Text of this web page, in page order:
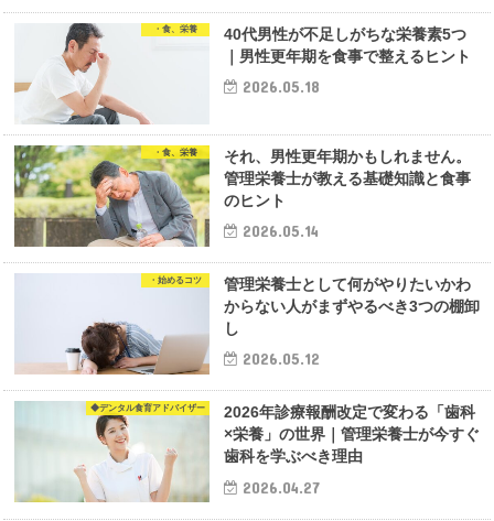
・食、栄養
40代男性が不足しがちな栄養素5つ
｜男性更年期を食事で整えるヒント
2026.05.18
・食、栄養
それ、男性更年期かもしれません。
管理栄養士が教える基礎知識と食事
のヒント
2026.05.14
・始めるコツ
管理栄養士として何がやりたいかわ
からない人がまずやるべき3つの棚卸
し
2026.05.12
◆デンタル食育アドバイザー
2026年診療報酬改定で変わる「歯科
×栄養」の世界｜管理栄養士が今すぐ
歯科を学ぶべき理由
2026.04.27